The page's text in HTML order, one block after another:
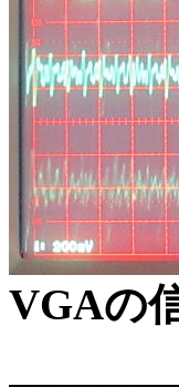
VGAの